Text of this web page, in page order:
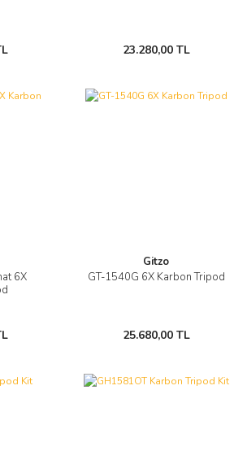
23.280,00 TL
6X
Gitzo
GT-1540G 6X Karbon Tripod
25.680,00 TL